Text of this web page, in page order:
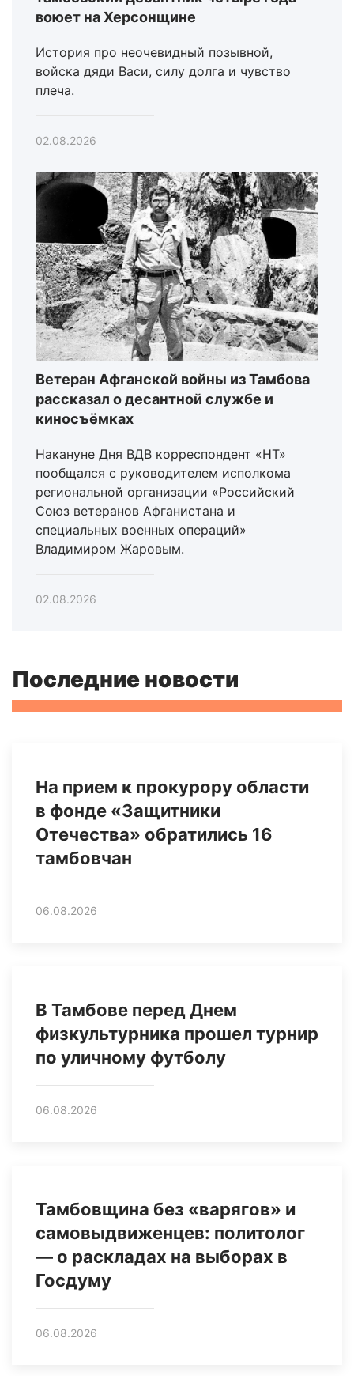
воюет на Херсонщине
История про неочевидный позывной,
войска дяди Васи, силу долга и чувство
плеча.
02.08.2026
Ветеран Афганской войны из Тамбова
рассказал о десантной службе и
киносъёмках
Накануне Дня ВДВ корреспондент «НТ»
пообщался с руководителем исполкома
региональной организации «Российский
Союз ветеранов Афганистана и
специальных военных операций»
Владимиром Жаровым.
02.08.2026
Последние новости
На прием к прокурору области
в фонде «Защитники
Отечества» обратились 16
тамбовчан
06.08.2026
В Тамбове перед Днем
физкультурника прошел турнир
по уличному футболу
06.08.2026
Тамбовщина без «варягов» и
самовыдвиженцев: политолог
— о раскладах на выборах в
Госдуму
06.08.2026